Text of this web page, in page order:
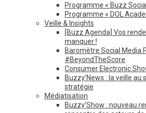
Programme « Buzz
Programme « DOL
Veille & Insights
[Buzz Agenda] Vos
manquer !
Baromètre Social Media
#BeyondTheScore
Consumer Electronic
Buzzy’News : la veille au
stratégie
Médiatisation
Buzzy’Show : nouveau